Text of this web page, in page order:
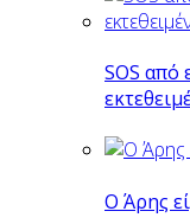
SOS από
O Άρης